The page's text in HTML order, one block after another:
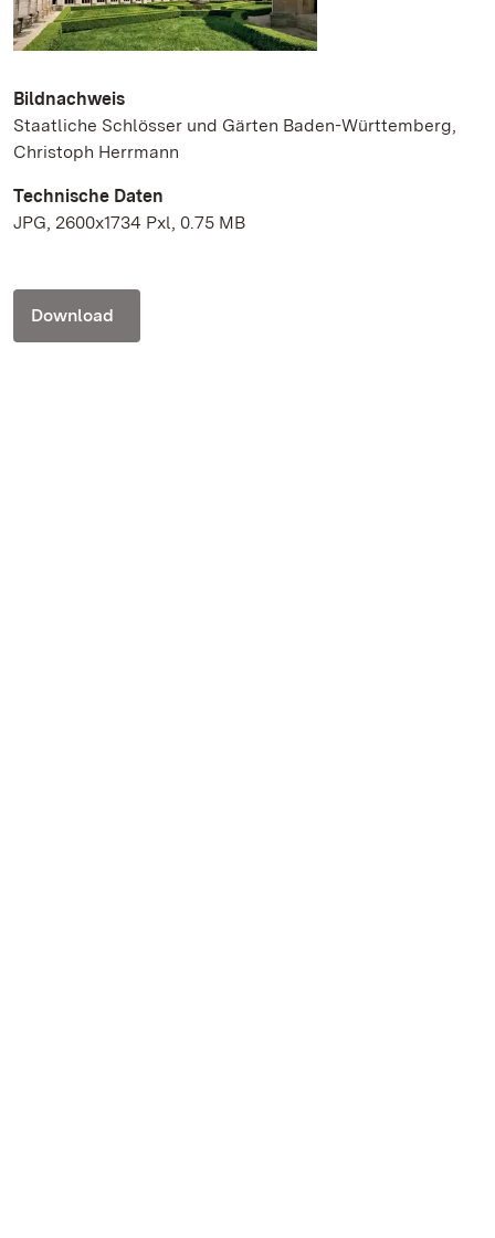
Bildnachweis
Staatliche Schlösser und Gärten Baden-Württemberg,
Christoph Herrmann
Technische Daten
JPG, 2600x1734 Pxl, 0.75 MB
Download